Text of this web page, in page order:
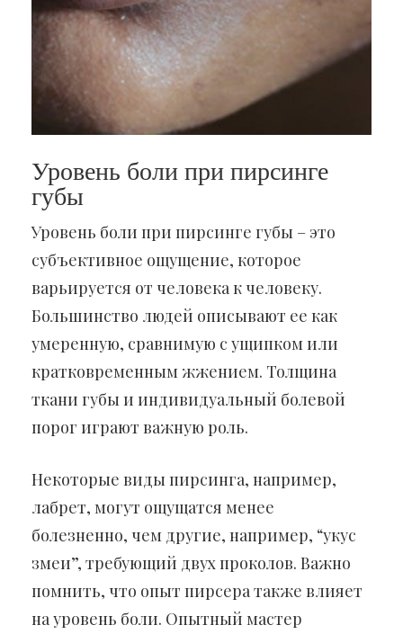
Уровень боли при пирсинге
губы
Уровень боли при пирсинге губы – это
субъективное ощущение, которое
варьируется от человека к человеку.
Большинство людей описывают ее как
умеренную, сравнимую с ущипком или
кратковременным жжением. Толщина
ткани губы и индивидуальный болевой
порог играют важную роль.
Некоторые виды пирсинга, например,
лабрет, могут ощущатся менее
болезненно, чем другие, например, “укус
змеи”, требующий двух проколов. Важно
помнить, что опыт пирсера также влияет
на уровень боли. Опытный мастер